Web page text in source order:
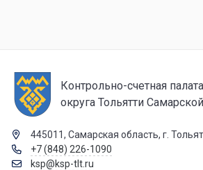
Контрольно-счетная
округа Тольятти
445011, Самарская область, г.
+7 (848) 226-1090
ksp@ksp-tlt.ru